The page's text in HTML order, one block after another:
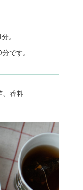
。
です。
、香料